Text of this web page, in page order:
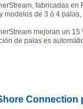
fabricadas
modelos de 3 ó 4
mejoran un
de palas es
Connection